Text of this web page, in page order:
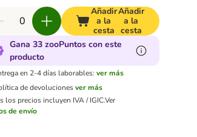
Añadir
a la
cesta
Añadir
a la
cesta
Gana 33 zooPuntos con este
producto
en 2-4 días laborables: ver más
de devoluciones ver más
los precios incluyen IVA / IGIC.Ver
de envío